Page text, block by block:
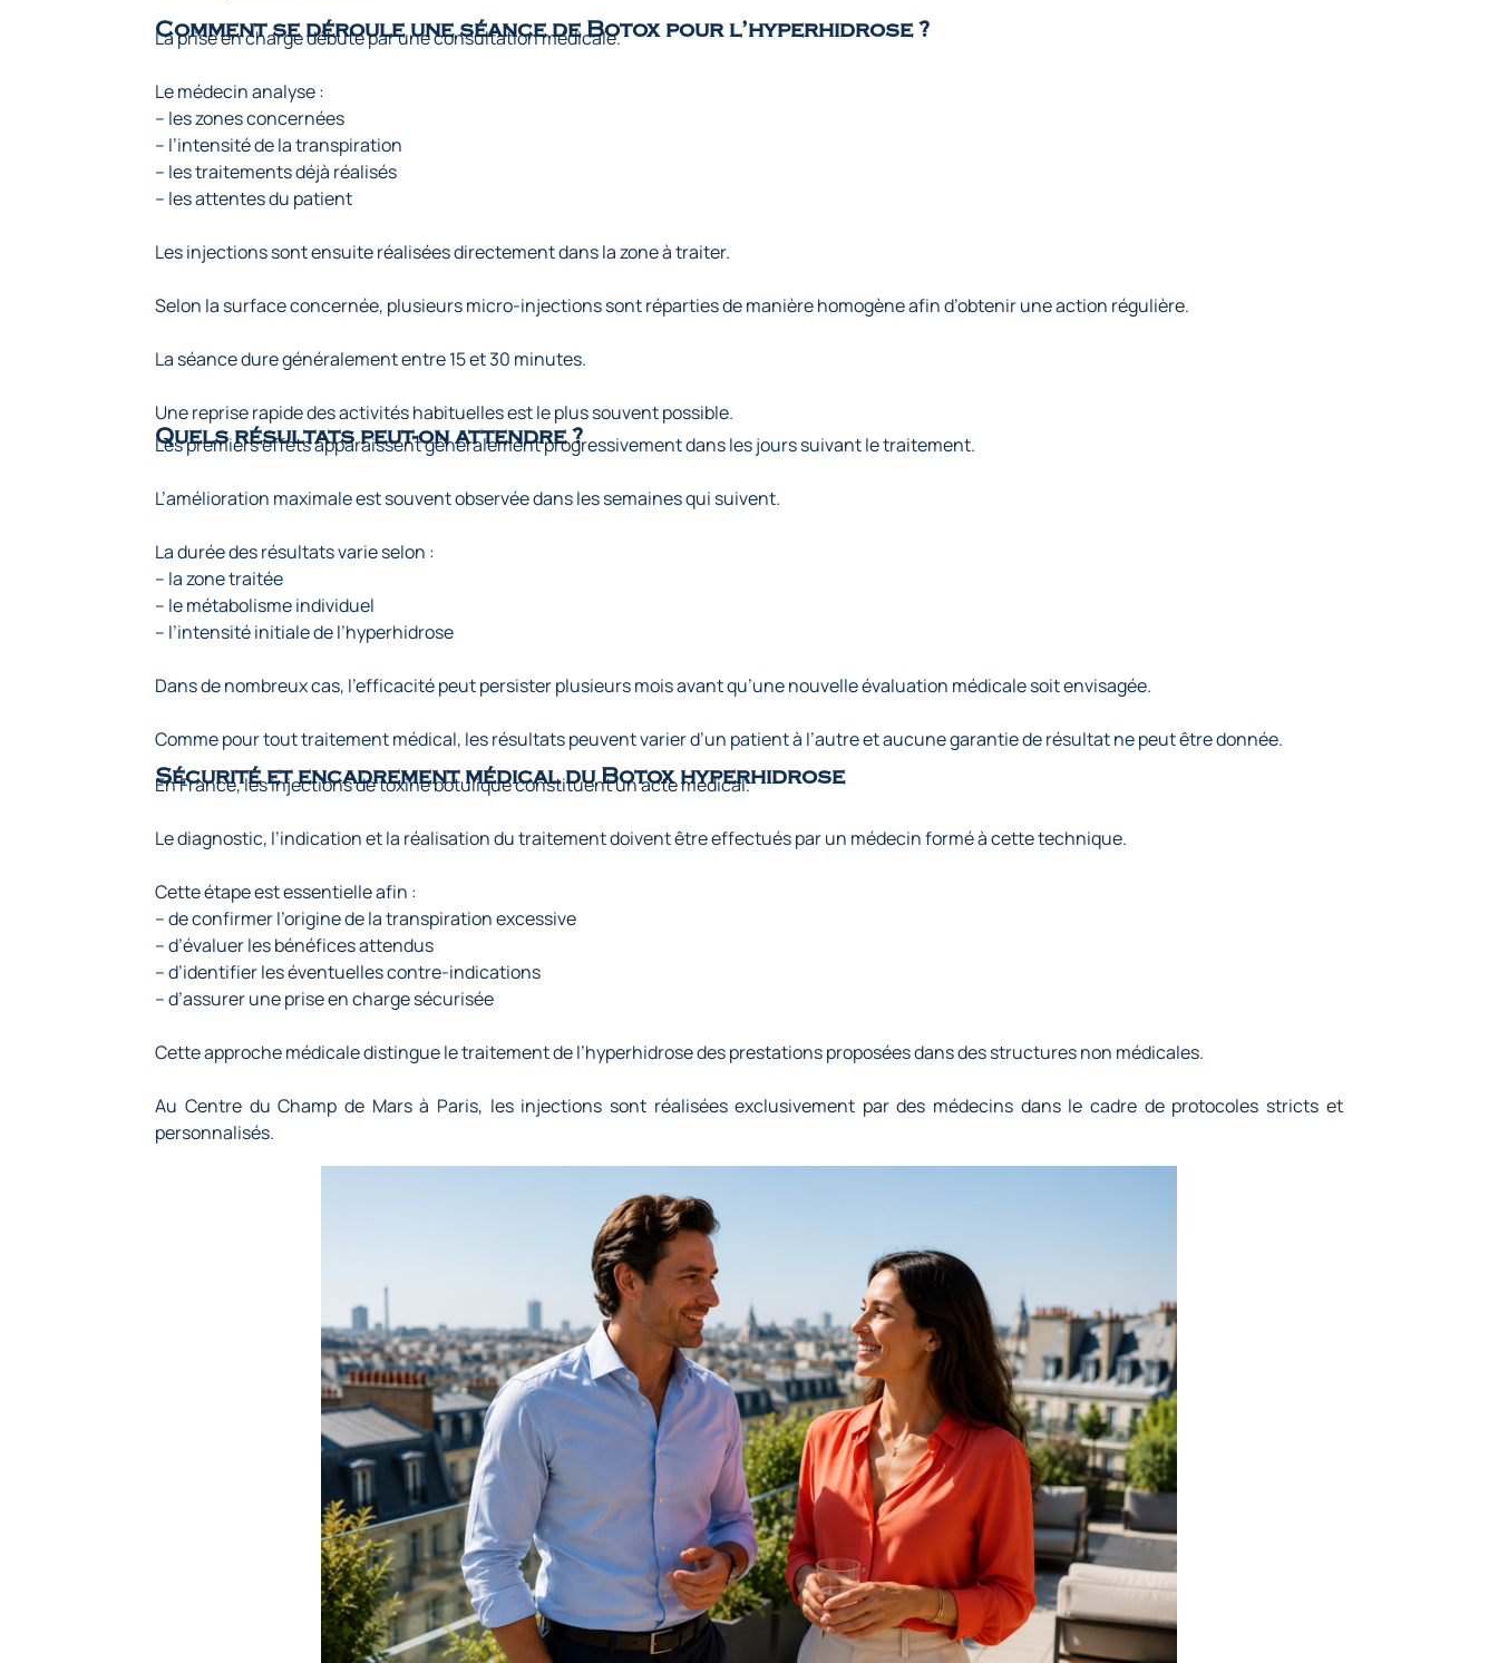
Comment se déroule une séance de Botox pour l’hyperhidrose ?
La prise en charge débute par une consultation médicale.
Le médecin analyse :
– les zones concernées
– l’intensité de la transpiration
– les traitements déjà réalisés
– les attentes du patient
Les injections sont ensuite réalisées directement dans la zone à traiter.
Selon la surface concernée, plusieurs micro-injections sont réparties de manière homogène afin d’obtenir une action régulière.
La séance dure généralement entre 15 et 30 minutes.
Une reprise rapide des activités habituelles est le plus souvent possible.
Quels résultats peut-on attendre ?
Les premiers effets apparaissent généralement progressivement dans les jours suivant le traitement.
L’amélioration maximale est souvent observée dans les semaines qui suivent.
La durée des résultats varie selon :
– la zone traitée
– le métabolisme individuel
– l’intensité initiale de l’hyperhidrose
Dans de nombreux cas, l’efficacité peut persister plusieurs mois avant qu’une nouvelle évaluation médicale soit envisagée.
Comme pour tout traitement médical, les résultats peuvent varier d’un patient à l’autre et aucune garantie de résultat ne peut être donnée.
Sécurité et encadrement médical du Botox hyperhidrose
En France, les injections de toxine botulique constituent un acte médical.
Le diagnostic, l’indication et la réalisation du traitement doivent être effectués par un médecin formé à cette technique.
Cette étape est essentielle afin :
– de confirmer l’origine de la transpiration excessive
– d’évaluer les bénéfices attendus
– d’identifier les éventuelles contre-indications
– d’assurer une prise en charge sécurisée
Cette approche médicale distingue le traitement de l’hyperhidrose des prestations proposées dans des structures non médicales.
Au Centre du Champ de Mars à Paris, les injections sont réalisées exclusivement par des médecins dans le cadre de protocoles stricts et
personnalisés.